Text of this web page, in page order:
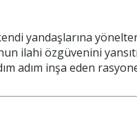
yandaşlarına
ilahi özgüvenini
adım inşa eden